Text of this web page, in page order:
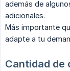
además de
adicionales.
Más importante
adapte a tu
Cantidad de